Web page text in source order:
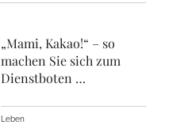
„Mami, Kakao!“ – so
machen Sie sich zum
Dienstboten …
Leben